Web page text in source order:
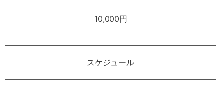
10,000円
スケジュール